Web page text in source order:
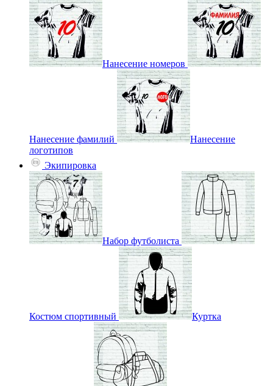
Нанесение номеров
Нанесение фамилий
Нанесение
логотипов
Экипировка
Набор футболиста
Костюм спортивный Куртка